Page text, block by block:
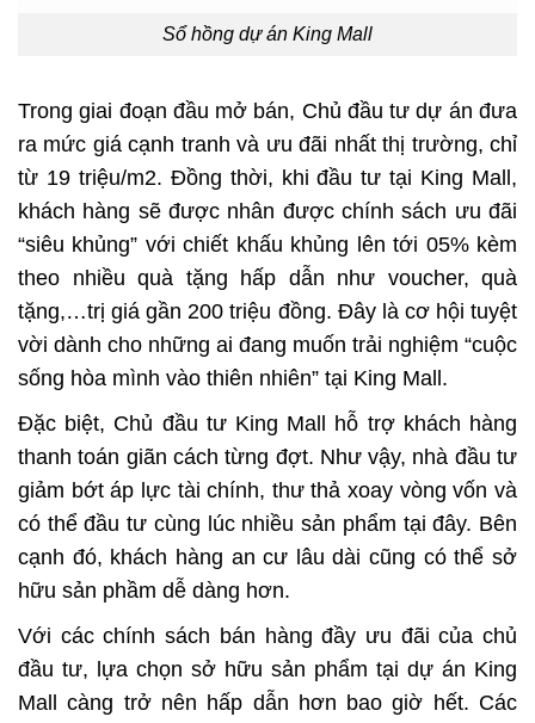
Sổ hồng dự án King Mall
Trong giai đoạn đầu mở bán, Chủ đầu tư dự án đưa
ra mức giá cạnh tranh và ưu đãi nhất thị trường, chỉ
từ 19 triệu/m2. Đồng thời, khi đầu tư tại King Mall ,
khách hàng sẽ được nhân được chính sách ưu đãi
“siêu khủng” với chiết khấu khủng lên tới 05% kèm
theo nhiều quà tặng hấp dẫn như voucher, quà
tặng,…trị giá gần 200 triệu đồng. Đây là cơ hội tuyệt
vời dành cho những ai đang muốn trải nghiệm “cuộc
sống hòa mình vào thiên nhiên” tại King Mall .
Đặc biệt, Chủ đầu tưKing Mall hỗ trợ khách hàng
thanh toán giãn cách từng đợt. Như vậy, nhà đầu tư
giảm bớt áp lực tài chính, thư thả xoay vòng vốn và
có thể đầu tư cùng lúc nhiều sản phẩm tại đây. Bên
cạnh đó, khách hàng an cư lâu dài cũng có thể sở
hữu sản phầm dễ dàng hơn.
Với các chính sách bán hàng đầy ưu đãi của chủ
đầu tư, lựa chọn sở hữu sản phẩm tại dự án King
Mallcàng trở nên hấp dẫn hơn bao giờ hết. Các